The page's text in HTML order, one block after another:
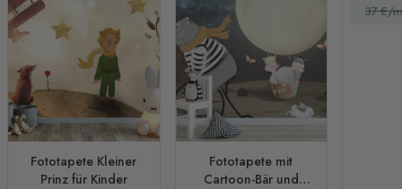
Fototapete Kleiner
Prinz für Kinder
Fototapete mit
Cartoon-Bär und
37 €/